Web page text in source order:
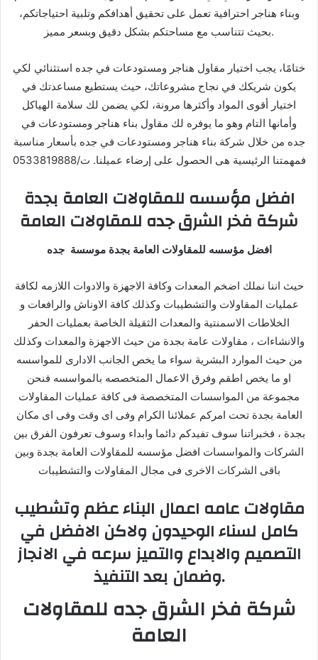
وبناء هناجر احترافية تعمل على تحقيق أهدافكم وتلبية احتياجاتكم،
بحيث تتناسب مع مساحتكم بشكل دقيق وبسعر مميز.
ختامًا، يجب اختيار مقاول هناجر ومستودعات في جده استثنائي لكي
يكون شريكك في نجاح مشروعاتك، حيث يستطيع مساعدتك في
اختيار أقوى المواد وأكثرها مرونة، لكي يضمن لك سلامة الهياكل
وأمانها التام وهو ما يوفره لك مقاول بناء هناجر ومستودعات في
جده من خلال شركة بناء هناجر ومستودعات في جده بأسعار مناسبة
فمهمتنا الرئيسية هى الحصول على إرضاء عميلنا. ت/0533819888
افضل مؤسسه للمقاولات العامة بجدة
شركة فخر الشرق جده للمقاولات العامة
افضل مؤسسه للمقاولات العامة بجدة موسسة جده
حيث اننا نملك اضخم المعدات وكافة الاجهزة والادوات اللازمه لكافة
عمليات المقاولات والتشطيبات وكذلك كافة الاوناش والرافعات و
الخلاطات الاسمنتية والمعدات الثقيلة الخاصة بعمليات الحفر
والانشاءات ، مقاولات عامة بجدة من حيث الاجهزة والمعدات وكذلك
من حيث الموارد البشرية سواء ما يخص الجانب الادارى للمواسسه
او ما يخص اطقم وفرق الاعمال المتخصصه بالمواسسه فنحن
مجموعة من المواسسات المتخصصة فى كافة عمليات المقاولات
العامة بجدة تحت امركم عملائنا الكرام وفى اى وقت وفى اى مكان
بجدة ، فخبراتنا سوف تفيدكم دائما وابداء وسوف تعرفون الفرق بين
الشركات والمواسسات افضل مؤسسه للمقاولات العامة بجدة وبين
باقى الشركات الاخرى فى مجال المقاولات والتشطيبات
مقاولات عامه اعمال البناء عظم وتشطيب
كامل لسناء الوحيدون ولاكن الافضل في
التصميم والابداع والتميز سرعه في الانجاز
وضمان بعد التنفيذ.
شركة فخر الشرق جده للمقاولات
العامة